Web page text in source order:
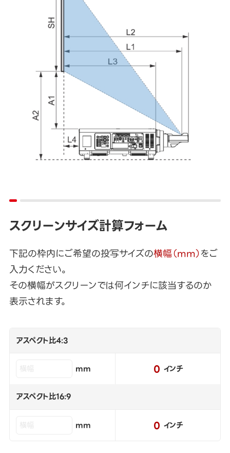
スクリーンサイズ計算フォーム
下記の枠内にご希望の投写サイズの横幅（mm）をご
入力ください。
その横幅がスクリーンでは何インチに該当するのか
表示されます。
アスペクト比4:3
mm 0 インチ
アスペクト比16:9
mm 0 インチ